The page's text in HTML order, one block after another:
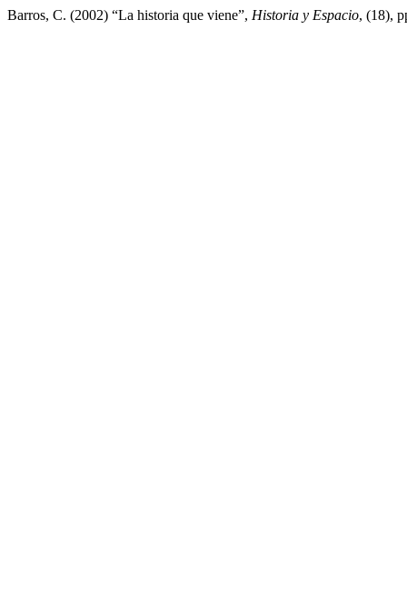
Barros, C. (2002) “La historia que viene”, Historia y Espacio, (18),